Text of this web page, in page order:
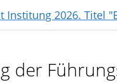
der